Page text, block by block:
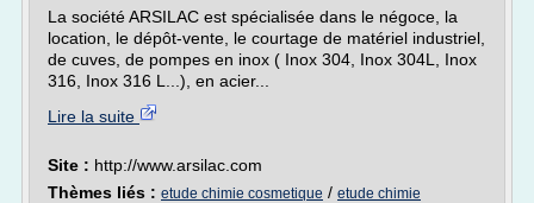
La société ARSILAC est spécialisée dans le négoce, la
location, le dépôt-vente, le courtage de matériel industriel,
de cuves, de pompes en inox ( Inox 304, Inox 304L, Inox
316, Inox 316 L...), en acier...
Lire la suite
Site : http://www.arsilac.com
Thèmes liés : etude chimie cosmetique / etude chimie